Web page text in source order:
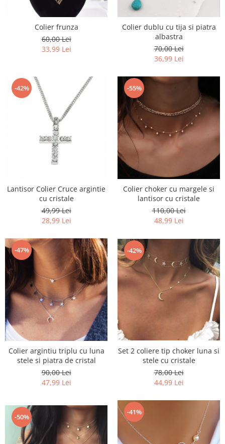
Colier frunza
60,00 Lei
33,99 Lei
Colier dublu cu tija si piatra
albastra
70,00 Lei
36,99 Lei
-42%
Lantisor Colier Cruce argintie
cu cristale
49,99 Lei
28,99 Lei
-55%
Colier choker cu margele si
lantisor cu cristale
110,00 Lei
48,99 Lei
-47%
Colier argintiu triplu cu luna
stele si piatra de cristal
90,00 Lei
47,99 Lei
-42%
Set 2 coliere tip choker luna si
stele cu cristale
78,00 Lei
44,99 Lei
-50%
-41%